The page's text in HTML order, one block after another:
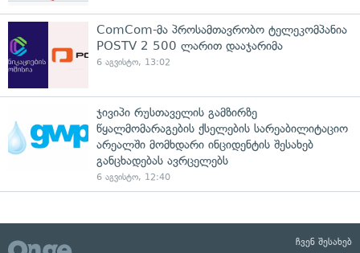
ComCom-მა პროსამთავრობო ტელეკომპანია
POSTV 2 500 ლარით დააჯარიმა
6 აგვისტო, 13:02
ჯივიპი რუსთაველის გამზირზე
წყალმომარაგების ქსელების სარეაბილიტაციო
არეალში მომხდარი ინციდენტის შესახებ
განცხადებას ავრცელებს
6 აგვისტო, 12:40
ჩვენ შესახებ